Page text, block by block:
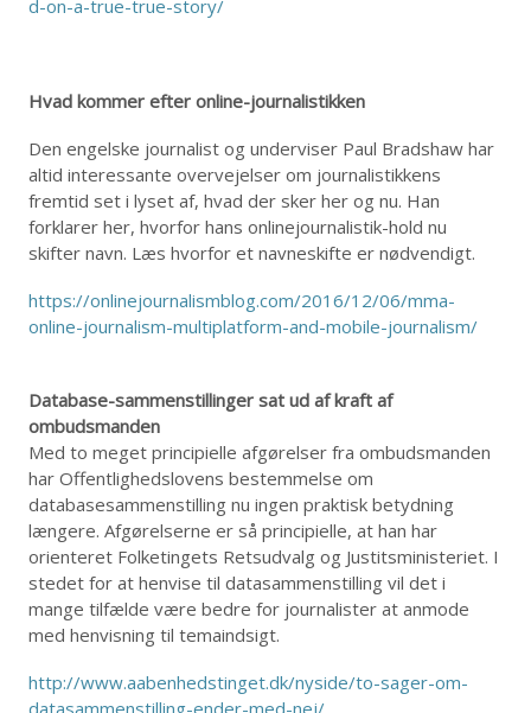
d-on-a-true-true-story/
Hvad kommer efter online-journalistikken
Den engelske journalist og underviser Paul Bradshaw har
altid interessante overvejelser om journalistikkens
fremtid set i lyset af, hvad der sker her og nu. Han
forklarer her, hvorfor hans onlinejournalistik-hold nu
skifter navn. Læs hvorfor et navneskifte er nødvendigt.
https://onlinejournalismblog.com/2016/12/06/mma-
online-journalism-multiplatform-and-mobile-journalism/
Database-sammenstillinger sat ud af kraft af
ombudsmanden
Med to meget principielle afgørelser fra ombudsmanden
har Offentlighedslovens bestemmelse om
databasesammenstilling nu ingen praktisk betydning
længere. Afgørelserne er så principielle, at han har
orienteret Folketingets Retsudvalg og Justitsministeriet. I
stedet for at henvise til datasammenstilling vil det i
mange tilfælde være bedre for journalister at anmode
med henvisning til temaindsigt.
http://www.aabenhedstinget.dk/nyside/to-sager-om-
datasammenstilling-ender-med-nej/